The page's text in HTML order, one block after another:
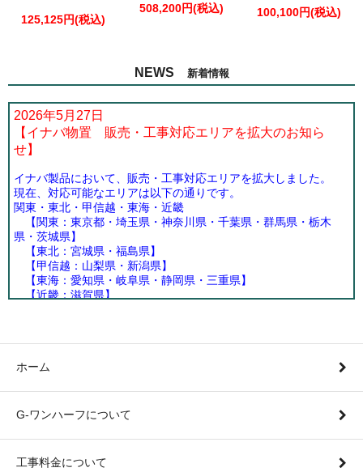
125,125円(税込)
508,200円(税込)
100,100円(税込)
NEWS 新着情報
2026年5月27日
【イナバ物置 販売・工事対応エリアを拡大のお知ら
せ】
イナバ製品において、販売・工事対応エリアを拡大しました。
現在、対応可能なエリアは以下の通りです。
関東・東北・甲信越・東海・近畿
【関東：東京都・埼玉県・神奈川県・千葉県・群馬県・栃木
県・茨城県】
【東北：宮城県・福島県】
【甲信越：山梨県・新潟県】
【東海：愛知県・岐阜県・静岡県・三重県】
【近畿：滋賀県】
合せ下さい。
2026年2月11日
【タクボ物置のWEB販売を再開しました！】
タクボ物置（カタログ2026Vol1）掲載の以下の商品の
ホーム
G-ワンハーフについて
工事料金について